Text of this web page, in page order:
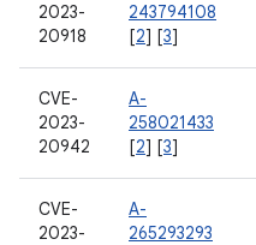
2023-
20918
243794108
[2] [3]
CVE-
2023-
20942
A-
258021433
[2] [3]
CVE-
2023-
A-
265293293